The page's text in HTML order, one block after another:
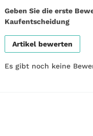
Geben Sie die erste
Kaufentscheidung
Artikel bewerten
Es gibt noch keine